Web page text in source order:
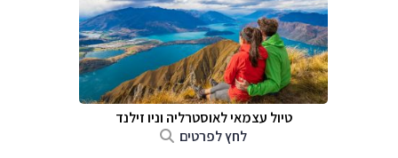
טיול עצמאי לאוסטרליה וניו זילנד
לחץ לפרטים